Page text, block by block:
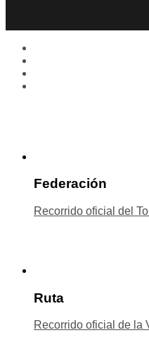
Federación
Recorrido oficial del
Ruta
Recorrido oficial de la